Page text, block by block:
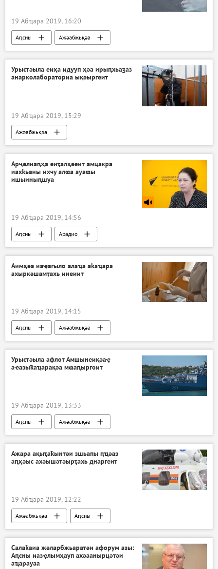
19 Абҵара 2019, 16:20
Аԥсны
Ажәабжьқәа
Аҟәатәи ахыҵырҭаҿы абылра
Урыстәыла еиҳа идууп ҳәа ирыԥхьаӡаз
анарколабораториа ықәыргеит
19 Абҵара 2019, 15:29
Ажәабжьқәа
Арҷелиаԥҳа еиҭалҳәеит амцакра
иахҟьаны ихчу алҩа ауаҩы
ишыиныԥшуа
19 Абҵара 2019, 14:56
Аԥсны
Арадио
Аҟәатәи ахыҵырҭаҿы абылра
Аимҳәа иаҿагыло алаҵа аҟаҵара
ахыркәшамҭахь инеиит
19 Абҵара 2019, 14:15
Аԥсны Ажәабжьқәа
Урыстәыла афлот Амшынеиқәаҿ
аҽазыҟаҵарақәа мҩаԥыргоит
19 Абҵара 2019, 13:33
Аԥсны Ажәабжьқәа
Ажара ақыҭаҟынтәи зшьапы ԥҵәаз
аԥҳәыс ахәышәтәырҭахь днаргеит
19 Абҵара 2019, 12:22
Ажәабжьқәа Аԥсны
Салаҟаиа жәларбжьаратәи афорум азы:
Аԥсны иазҿлымҳауп ахәаанырцәтәи
аҵарауаа